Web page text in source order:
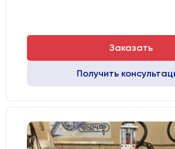
Заказать
Получить